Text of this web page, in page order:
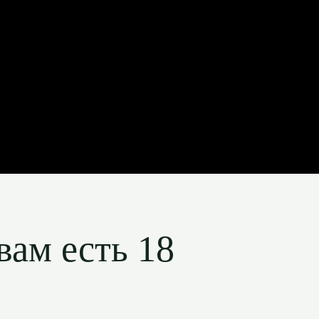
есть 18